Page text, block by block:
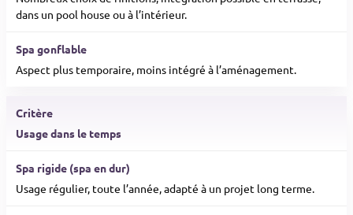
dans un pool house ou à l’intérieur.
Aspect plus temporaire, moins intégré à l’aménagement.
Usage dans le temps
Usage régulier, toute l’année, adapté à un projet long terme.